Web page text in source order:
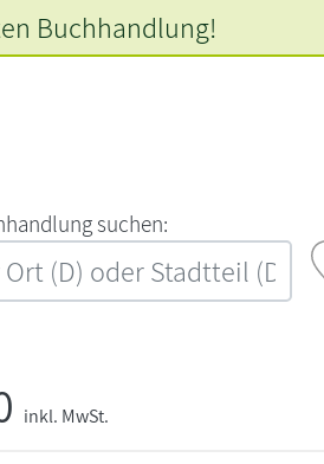
‍s‍u‍c‍h‍e‍n‍:‍
Buchhandlung!
inkl. MwSt.